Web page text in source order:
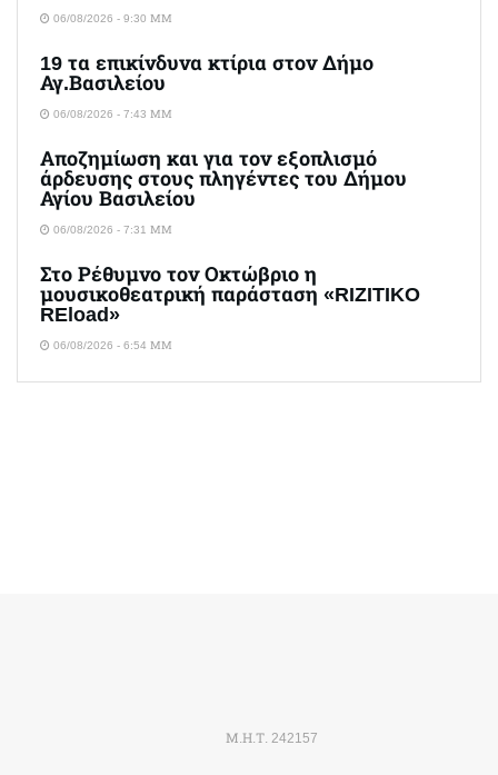
06/08/2026 - 9:30 ΜΜ
19 τα επικίνδυνα κτίρια στον Δήμο
Αγ.Βασιλείου
06/08/2026 - 7:43 ΜΜ
Αποζημίωση και για τον εξοπλισμό
άρδευσης στους πληγέντες του Δήμου
Αγίου Βασιλείου
06/08/2026 - 7:31 ΜΜ
Στο Ρέθυμνο τον Οκτώβριο η
μουσικοθεατρική παράσταση «RIZITIKO
REload»
06/08/2026 - 6:54 ΜΜ
Μ.Η.Τ. 242157